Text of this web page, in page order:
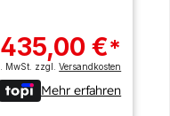
€*
MwSt. zzgl.Versandkosten
Mehr erfahren